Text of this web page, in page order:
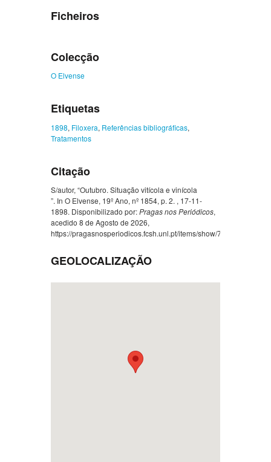
Ficheiros
Colecção
O Elvense
Etiquetas
1898, Filoxera, Referências bibliográficas,
Tratamentos
Citação
S/autor, “Outubro. Situação vitícola e vinícola
”. In O Elvense, 19º Ano, nº 1854, p. 2. , 17-11-
1898. Disponibilizado por:Pragas nos Periódicos,
acedido 8 de Agosto de 2026,
https://pragasnosperiodicos.fcsh.unl.pt/items/show/753
GEOLOCALIZAÇÃO